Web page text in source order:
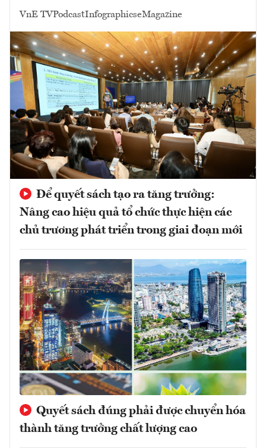
VnE TVPodcastInfographicseMagazine
Để quyết sách tạo ra tăng trưởng:
Nâng cao hiệu quả tổ chức thực hiện các
chủ trương phát triển trong giai đoạn mới
Quyết sách đúng phải được chuyển hóa
thành tăng trưởng chất lượng cao